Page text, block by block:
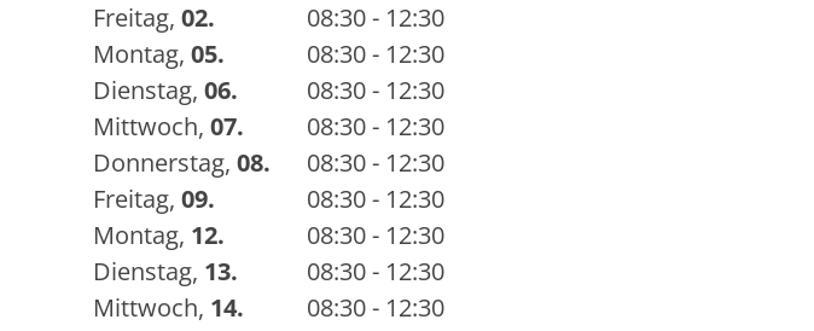
Freitag, 02.
08:30 - 12:30
Montag, 05.
08:30 - 12:30
Dienstag, 06.
08:30 - 12:30
Mittwoch, 07.
08:30 - 12:30
Donnerstag, 08.
08:30 - 12:30
Freitag, 09.
08:30 - 12:30
Montag, 12.
08:30 - 12:30
Dienstag, 13.
08:30 - 12:30
Mittwoch, 14.
08:30 - 12:30